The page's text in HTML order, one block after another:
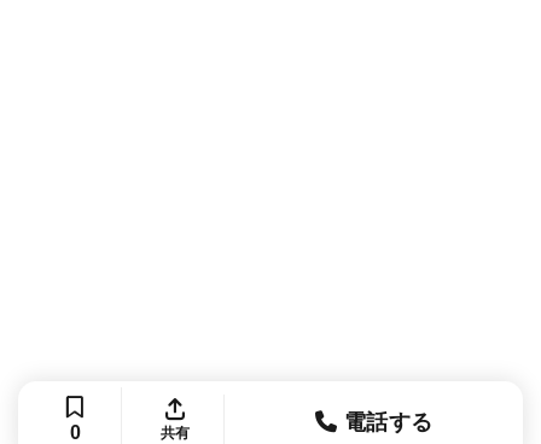
0 共有 電話する